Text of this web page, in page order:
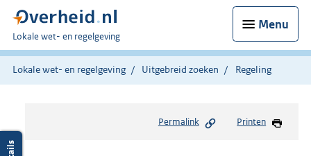
Menu
U
bent
hier:
Lokale wet- en regelgeving
Lokale wet- en regelgeving Uitgebreid zoeken Regeling
Permalink Printen